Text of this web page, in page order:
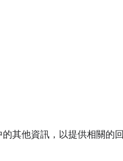
其他資訊，以提供相關的回